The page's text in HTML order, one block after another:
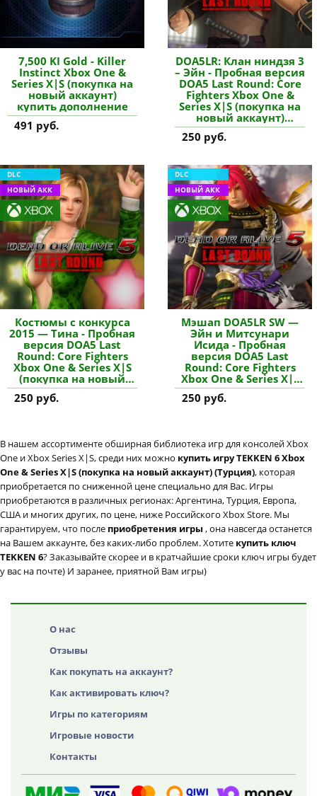
7,500 KI Gold - Killer
Instinct Xbox One &
Series X|S (покупка на
новый аккаунт)
купить дополнение
491 руб.
DOA5LR: Клан ниндзя 3
– Эйн - Пробная версия
DOA5 Last Round: Core
Fighters Xbox One &
Series X|S (покупка на
новый аккаунт)
купить дополнение
250 руб.
DLC
НОВЫЙ АКК
Костюмы с конкурса
2015 — Тина - Пробная
версия DOA5 Last
Round: Core Fighters
Xbox One & Series X|S
(покупка на новый
аккаунт) купить
дополнение
250 руб.
DLC
НОВЫЙ АКК
Мэшап DOA5LR SW —
Эйн и Митсунари
Исида - Пробная
версия DOA5 Last
Round: Core Fighters
Xbox One & Series X|S
(покупка на новый
аккаунт) купить
250 руб.
В нашем ассортименте обширная библиотека игр для консолей Xbox
One и Xbox Series X|S, среди них можно купить игру TEKKEN 6 Xbox
One & Series X|S (покупка на новый аккаунт) (Турция), которая
приобретается по сниженной цене специально для Вас. Игры
приобретаются в различных регионах: Аргентина, Турция, Европа,
США и многих других, по цене, ниже Российского Xbox Store. Мы
гарантируем, что после приобретения игры , она навсегда останется
на Вашем аккаунте, без каких-либо проблем. Хотите купить ключ
TEKKEN 6? Заказывайте скорее и в кратчайшие сроки ключ игры будет
у вас на почте) И заранее, приятной Вам игры)
О нас
Отзывы
Как покупать на аккаунт?
Как активировать ключ?
Игры по категориям
Игровые новости
Контакты